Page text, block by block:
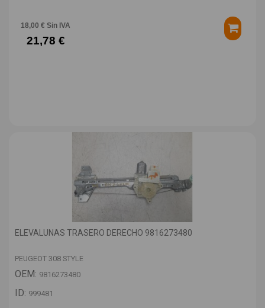
18,00 € Sin IVA
21,78 €
ELEVALUNAS TRASERO DERECHO 9816273480
PEUGEOT 308 STYLE
OEM: 9816273480
ID: 999481